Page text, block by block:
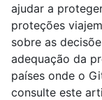
ajudar a
proteções
sobre as
adequação da
países onde o
consulte este